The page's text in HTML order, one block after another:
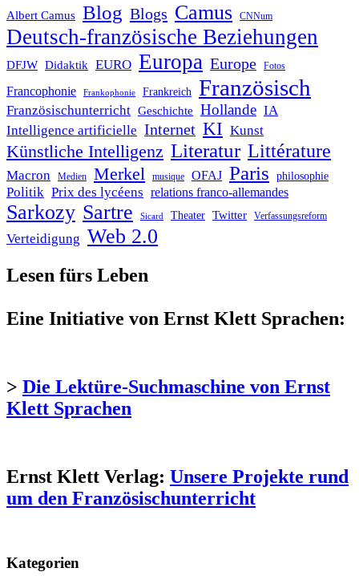
Albert Camus Blog Blogs Camus CNNum
Deutsch-französische Beziehungen
DFJW Didaktik EURO Europa Europe Fotos
Francophonie Frankophonie Frankreich Französisch
Französischunterricht Geschichte Hollande IA
Intelligence artificielle Internet KI Kunst
Künstliche Intelligenz Literatur Littérature
Macron Medien Merkel musique OFAJ Paris philosophie
Politik Prix des lycéens relations franco-allemandes
Sarkozy Sartre Sicard Theater Twitter Verfassungsreform
Verteidigung Web 2.0
Lesen fürs Leben
Eine Initiative von Ernst Klett Sprachen:
> Die Lektüre-Suchmaschine von Ernst
Klett Sprachen
Ernst Klett Verlag: Unsere Projekte rund
um den Französischunterricht
Kategorien